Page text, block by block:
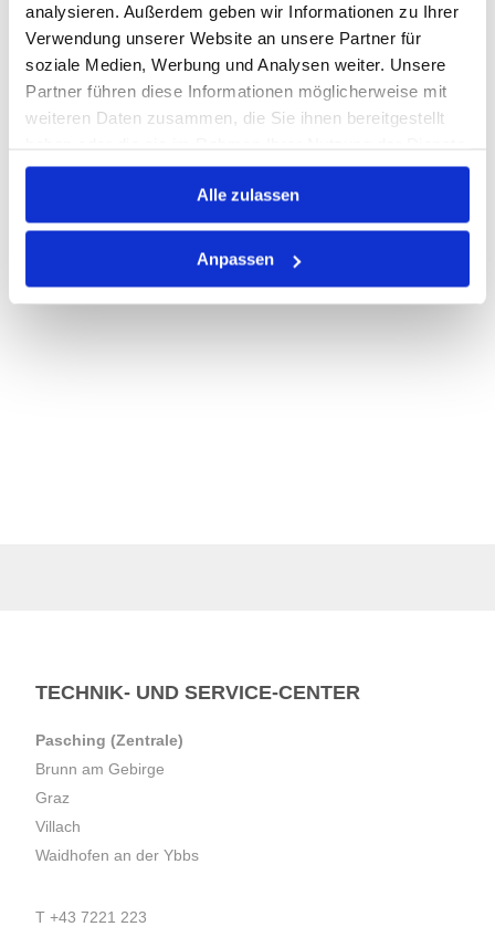
analysieren. Außerdem geben wir Informationen zu Ihrer
Verwendung unserer Website an unsere Partner für
soziale Medien, Werbung und Analysen weiter. Unsere
Partner führen diese Informationen möglicherweise mit
weiteren Daten zusammen, die Sie ihnen bereitgestellt
gesammelt haben.
Alle zulassen
Anpassen
Print
PRODUKTBESCHREIBUNG
TECHNIK- UND SERVICE-CENTER
Pasching (Zentrale)
Brunn am Gebirge
Graz
Villach
Waidhofen an der Ybbs
T +43 7221 223